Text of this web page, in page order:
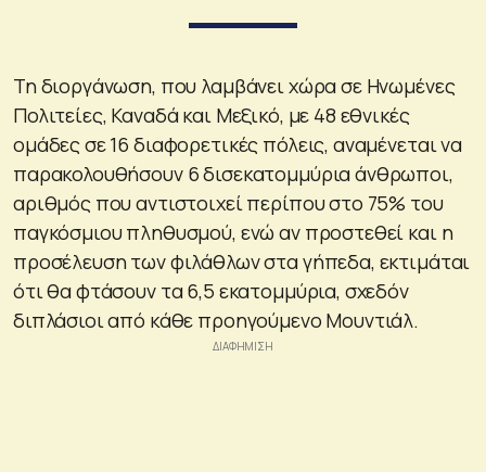
Τη διοργάνωση, που λαμβάνει χώρα σε Ηνωμένες
Πολιτείες, Καναδά και Μεξικό, με 48 εθνικές
ομάδες σε 16 διαφορετικές πόλεις, αναμένεται να
παρακολουθήσουν 6 δισεκατομμύρια άνθρωποι,
αριθμός που αντιστοιχεί περίπου στο 75% του
παγκόσμιου πληθυσμού, ενώ αν προστεθεί και η
προσέλευση των φιλάθλων στα γήπεδα, εκτιμάται
ότι θα φτάσουν τα 6,5 εκατομμύρια, σχεδόν
διπλάσιοι από κάθε προηγούμενο Μουντιάλ.